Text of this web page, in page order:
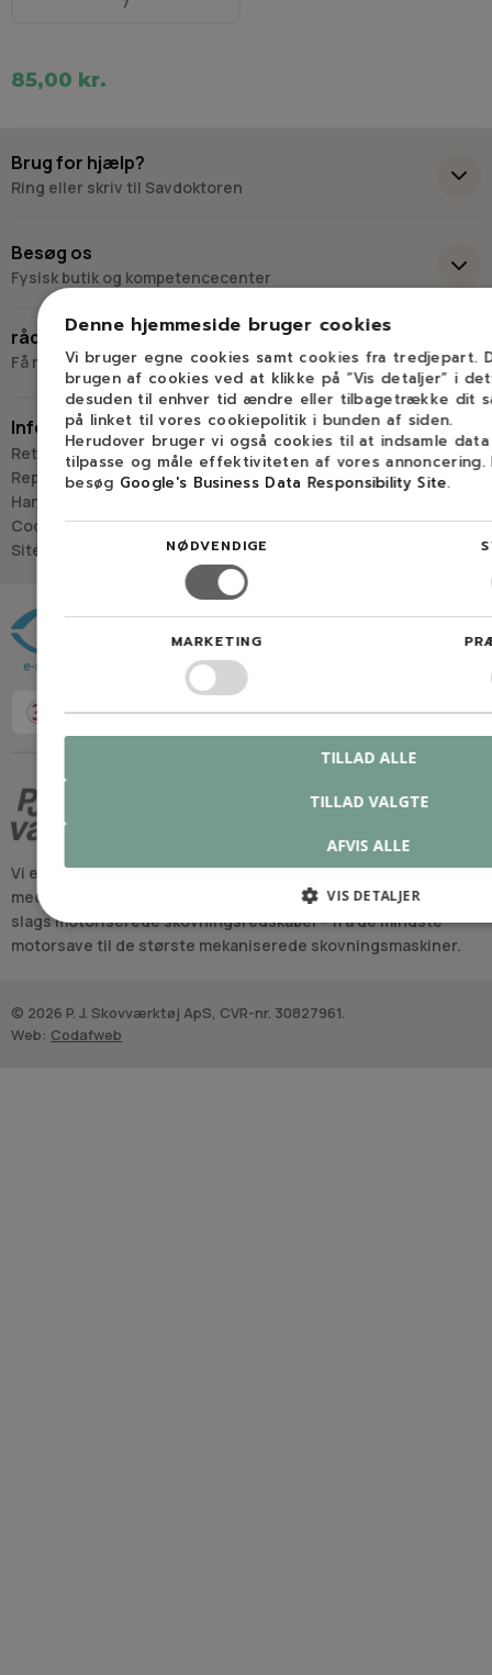
85,00 kr.
Brug for hjælp?
Ring eller skriv til Savdoktoren
Besøg os
Fysisk butik og kompetencecenter
Virkelyst 3
Hverdage: 8.00-16.00
Lørdag & søndag: Lukket
råd og vejledning
Få råd og vejledning hos Savdoktoren
“Vi bygger vores løsninger på viden, erfaring og faglig indsigt
- så du kan træffe
det rigtige valg, hver gang.
- Jan “Savdoktoren” Østergaard
Information
Retur
Reparation
Handelsbetingelser
Cookies
Sitemap
Vi er Danmarks suverænt mest velassorterede forretning
med professionelt udstyr, reservedele og sliddele til alle
slags motoriserede skovningsredskaber - fra de mindste
motorsave til de største mekaniserede skovningsmaskiner.
© 2026 P. J. Skovværktøj ApS, CVR-nr. 30827961.
Web: Codafweb
Denne hjemmeside bruger cookies
Vi bruger egne cookies samt cookies fra tredjepart.
brugen af cookies ved at klikke på ”Vis detaljer” i
desuden til enhver tid ændre eller tilbagetrække dit
på linket til vores cookiepolitik i bunden af siden.
Herudover bruger vi også cookies til at indsamle
tilpasse og måle effektiviteten af vores annoncering.
besøg Google's Business Data Responsibility Site.
NØDVENDIGE
MARKETING
TILLAD VALGTE
TILLAD ALLE
AFVIS ALLE
VIS DETALJER